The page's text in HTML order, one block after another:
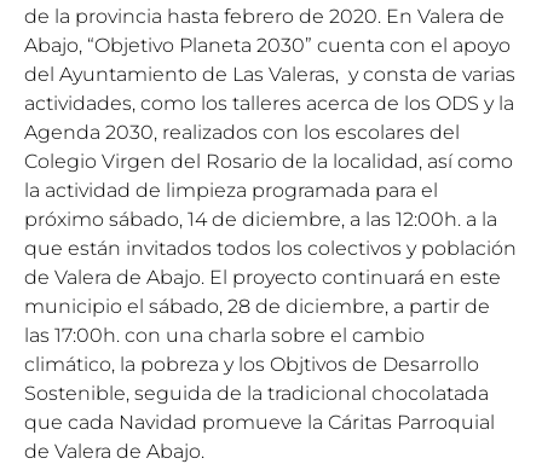
de la provincia hasta febrero de 2020. En Valera de
Abajo, “Objetivo Planeta 2030” cuenta con el apoyo
del Ayuntamiento de Las Valeras, y consta de varias
actividades, como los talleres acerca de los ODS y la
Agenda 2030, realizados con los escolares del
Colegio Virgen del Rosario de la localidad, así como
la actividad de limpieza programada para el
próximo sábado, 14 de diciembre, a las 12:00h. a la
que están invitados todos los colectivos y población
de Valera de Abajo. El proyecto continuará en este
municipio el sábado, 28 de diciembre, a partir de
las 17:00h. con una charla sobre el cambio
climático, la pobreza y los Objtivos de Desarrollo
Sostenible, seguida de la tradicional chocolatada
que cada Navidad promueve la Cáritas Parroquial
de Valera de Abajo.